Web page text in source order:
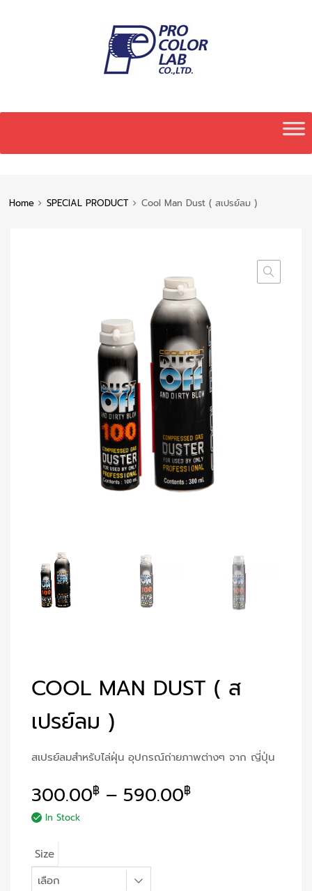
content
Home SPECIAL PRODUCT Cool Man Dust ( สเปรย์ลม )
COOL MAN DUST ( ส
เปรย์ลม )
สเปรย์ลมสำหรับไล่ฝุ่น อุปกรณ์ถ่ายภาพต่างๆ จาก ญี่ปุ่น
300.00฿ – 590.00฿
In Stock
Size